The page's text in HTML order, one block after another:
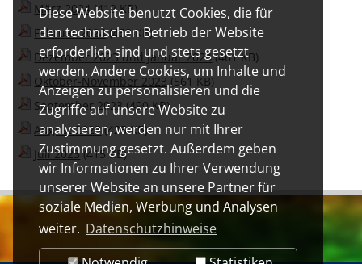
Diese Website benutzt Cookies, die für
den technischen Betrieb der Website
erforderlich sind und stets gesetzt
werden. Andere Cookies, um Inhalte und
Anzeigen zu personalisieren und die
Zugriffe auf unsere Website zu
analysieren, werden nur mit Ihrer
Zustimmung gesetzt. Außerdem geben
wir Informationen zu Ihrer Verwendung
unserer Website an unsere Partner für
soziale Medien, Werbung und Analysen
weiter. Datenschutzhinweise
März 2024(412 KB)
Februar 2024(432 KB)
Dezember 2023 und Januar 2024(461 KB)
Oktober-November 2023(561 KB)
September 2023(490 KB)
August 2023(425 KB)
Juli 2023(415 KB)